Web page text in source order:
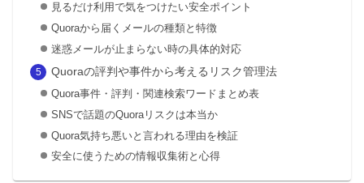
見るだけ利用で気をつけたい安全ポイント
Quoraから届くメールの種類と特徴
迷惑メールが止まらない時の具体的対応
Quoraの評判や事件から考えるリスク管理法
Quora事件・評判・関連検索ワードまとめ表
SNSで話題のQuoraリスクは本当か
Quora気持ち悪いと言われる理由を検証
安全に使うための情報収集術と心得